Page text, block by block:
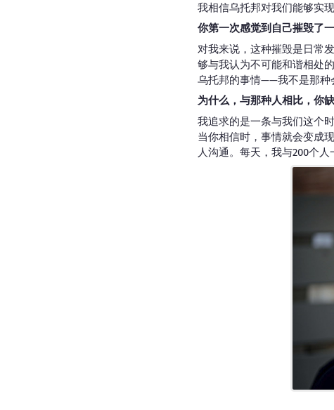
我相信乌托邦对我们能够实
你第一次感觉到自己摧毁了
对我来说，这种摧毁是日常
够与我认为不可能和谐相处
乌托邦的事情——我不是那种
为什么，与那种人相比，你
我追求的是一条与我们这个
当你相信时，事情就会变成
人沟通。每天，我与200个